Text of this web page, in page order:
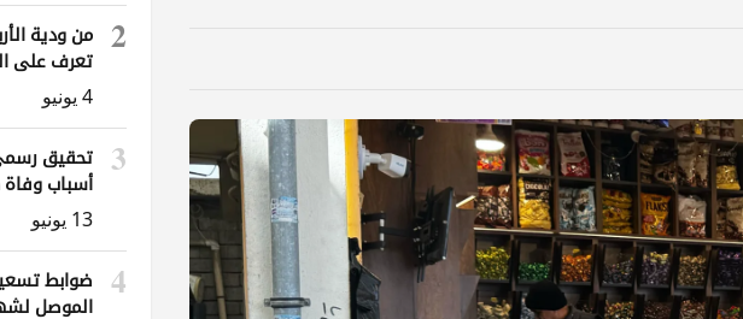
2
تعرف على
العراق
4 يونيو
3
تحقيق
أسباب وفاة
ناظورية
13 يونيو
4
ضوابط
الموصل